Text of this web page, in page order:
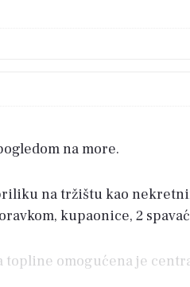
na more.
na tržištu kao
kupaonice, 2
topline omogućena je